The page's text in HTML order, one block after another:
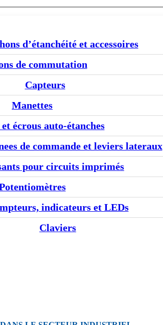
d’étanchéité et accessoires
de commutation
Capteurs
Manettes
écrous auto-étanches
de commande et leviers lateraux
pour circuits imprimés
indicateurs et LEDs
Claviers